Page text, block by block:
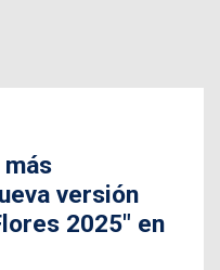
versión
2025" en